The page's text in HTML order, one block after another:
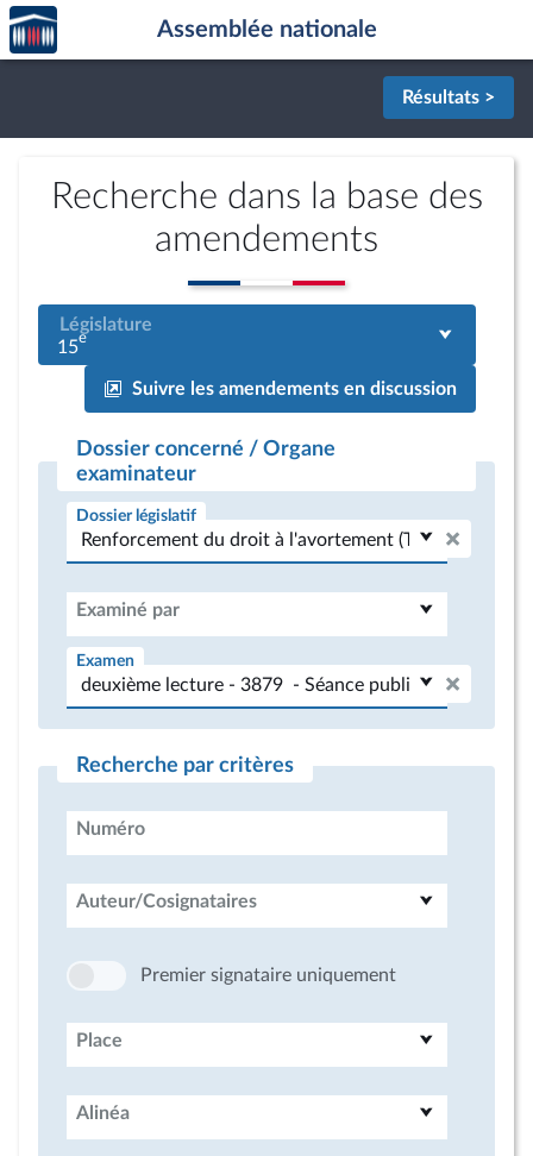
Aller au contenu
Aller en bas de la page
Accèder
à la
page
Assemblée nationale
Résultats >
Recherche dans la base des
amendements
Législature
15e
Suivre les amendements en discussion
Dossier concerné / Organe
examinateur
Dossier législatif
Examiné par
Examen
Recherche par critères
Numéro
Auteur/Cosignataires
Premier signataire uniquement
Place
Alinéa